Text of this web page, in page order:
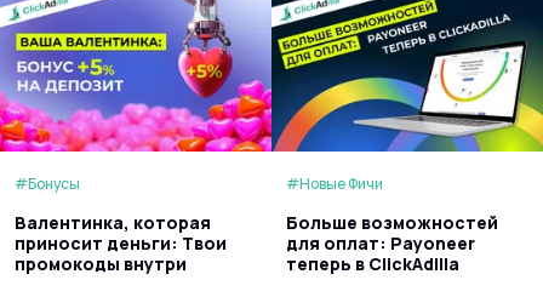
#Бонусы
Валентинка, которая
приносит деньги: Твои
промокоды внутри
#Новые Фичи
Больше возможностей
для оплат: Payoneer
теперь в ClickAdilla